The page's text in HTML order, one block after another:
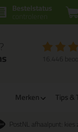
Bestelstatus
controleren
16.446
Merken Tips &
PostNL afhaalpunt: